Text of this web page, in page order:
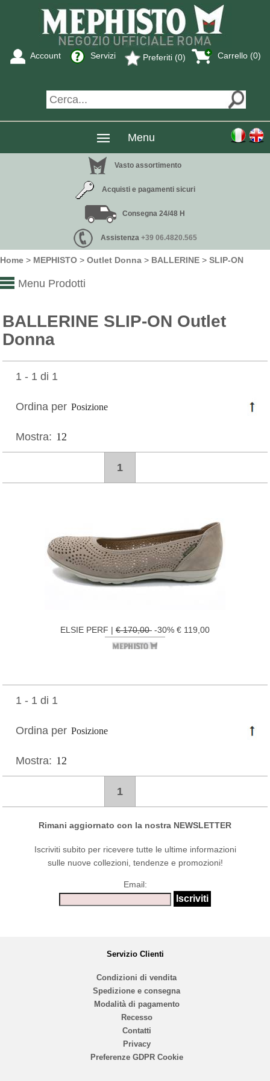
Carrello (0)
Preferiti (0)
Servizi
Account
Menu
Vasto assortimento
Acquisti e pagamenti sicuri
Consegna 24/48 H
Assistenza +39 06.4820.565
Home > MEPHISTO > Outlet Donna > BALLERINE > SLIP-ON
Menu Prodotti
BALLERINE SLIP-ON Outlet
Donna
1 - 1 di 1
Ordina per
Mostra:
1
ELSIE PERF | € 170,00-30% € 119,00
1 - 1 di 1
Ordina per
Mostra:
1
Rimani aggiornato con la nostra NEWSLETTER
Iscriviti subito per ricevere tutte le ultime informazioni
sulle nuove collezioni, tendenze e promozioni!
Email:
Servizio Clienti
Condizioni di vendita
Spedizione e consegna
Modalità di pagamento
Recesso
Contatti
Privacy
Preferenze GDPR Cookie